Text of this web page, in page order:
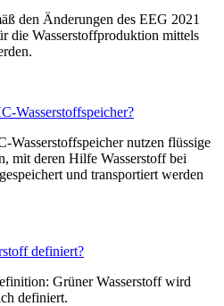
den Änderungen des EEG 2021
die Wasserstoffproduktion mittels
Wasserstoffspeicher?
Wasserstoffspeicher nutzen flüssige
mit deren Hilfe Wasserstoff bei
und transportiert werden
definiert?
Grüner Wasserstoff wird
definiert.